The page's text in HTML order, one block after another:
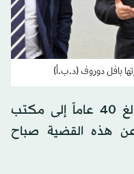
بافل دوروف (د.ب.أ)
انضم رجل الأعمال الروسي البالغ 40 عاماً إلى مكتب
هذه القضية صباح